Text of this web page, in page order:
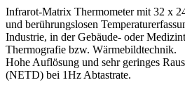
Infrarot-Matrix Thermometer mit 32 x
und berührungslosen
Industrie, in der Gebäude- oder
Thermografie bzw. Wärmebildtechnik.
Hohe Auflösung und sehr geringes
(NETD) bei 1Hz Abtastrate.